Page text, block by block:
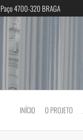
4700-320 BRAGA
INÍCIO O PROJETO